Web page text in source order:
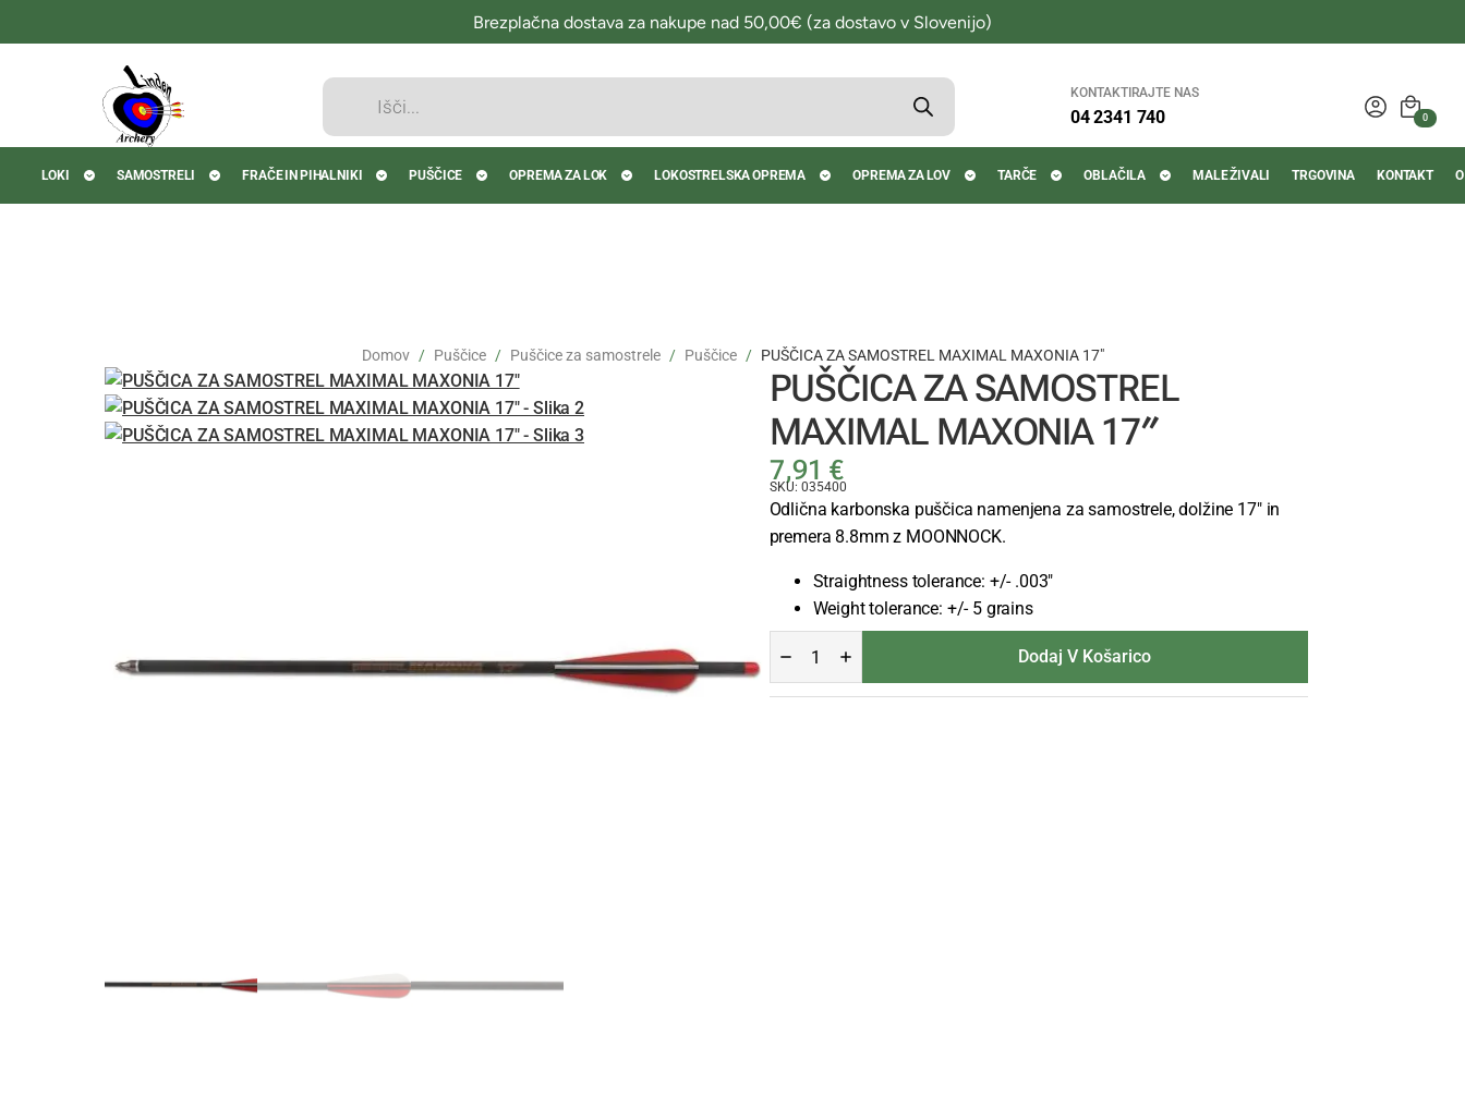
Brezplačna dostava za nakupe nad 50,00€ (za dostavo v Slovenijo)
Products
KONTAKTIRAJTE NAS
04 2341 740 0
LOKI SAMOSTRELI FRAČE IN PIHALNIKI PUŠČICE OPREMA ZA LOK LOKOSTRELSKA OPREMA OPREMA ZA LOV TARČE OBLAČILA MALE ŽIVALI TRGOVINA KONTAKT
Domov Puščice Puščice za samostrele Puščice PUŠČICA ZA SAMOSTREL MAXIMAL MAXONIA 17″
PUŠČICA ZA SAMOSTREL
MAXIMAL MAXONIA 17″
7,91 €
SKU: 035400
Odlična karbonska puščica namenjena za samostrele, dolžine 17″ in
premera 8.8mm z MOONNOCK.
Straightness tolerance: +/- .003″
Weight tolerance: +/- 5 grains
PUŠČICA
ZA
SAMOSTREL
MAXIMAL
MAXONIA
Dodaj V Košarico